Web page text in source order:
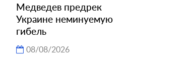
Медведев предрек
Украине неминуемую
гибель
08/08/2026